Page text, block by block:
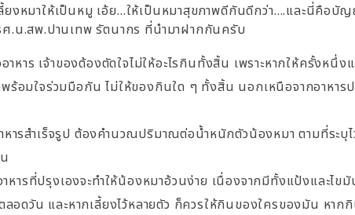
งหมาให้เป็นหมู เอ้ย…ให้เป็นหมาสุขภาพดีกันดีกว่า….และนี่คือบั
ศ.น.สพ.ปานเทพ รัตนากร ที่นำมาฝากกันครับ
าหาร เจ้าของต้องตัดใจไม่ให้อะไรกินทั้งสิ้น เพราะหากให้ครั้งหนึ่
อมใจร่วมมือกัน ไม่ให้ของกินใด ๆ ทั้งสิ้น นอกเหนือจากอาหารป
ารสำเร็จรูป ต้องคำนวณปริมาณต่อน้ำหนักตัวน้องหมา ตามที่ระบุ
าหารที่ปรุงเองจะทำให้น้องหมาอ้วนง่าย เนื่องจากมีทั้งแป้งและไข
ลอดวัน และหากเลี้ยงไว้หลายตัว ก็ควรให้กินของใครของมัน หา